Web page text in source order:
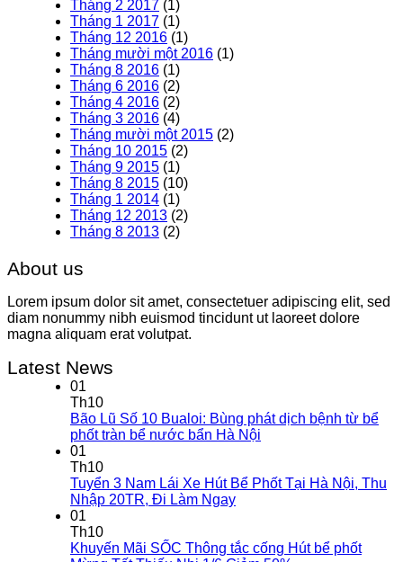
Tháng 2 2017 (1)
Tháng 1 2017 (1)
Tháng 12 2016 (1)
Tháng mười một 2016 (1)
Tháng 8 2016 (1)
Tháng 6 2016 (2)
Tháng 4 2016 (2)
Tháng 3 2016 (4)
Tháng mười một 2015 (2)
Tháng 10 2015 (2)
Tháng 9 2015 (1)
Tháng 8 2015 (10)
Tháng 1 2014 (1)
Tháng 12 2013 (2)
Tháng 8 2013 (2)
About us
Lorem ipsum dolor sit amet, consectetuer adipiscing elit, sed
diam nonummy nibh euismod tincidunt ut laoreet dolore
magna aliquam erat volutpat.
Latest News
01
Th10
Bão Lũ Số 10 Bualoi: Bùng phát dịch bệnh từ bể
phốt tràn bể nước bẩn Hà Nội
01
Th10
Tuyển 3 Nam Lái Xe Hút Bể Phốt Tại Hà Nội, Thu
Nhập 20TR, Đi Làm Ngay
01
Th10
Khuyến Mãi SỐC Thông tắc cống Hút bể phốt